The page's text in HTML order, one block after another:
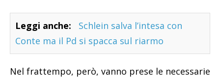
Leggi anche:
Schlein salva l’intesa con
Conte ma il Pd si spacca sul riarmo
Nel frattempo, però, vanno prese le necessarie